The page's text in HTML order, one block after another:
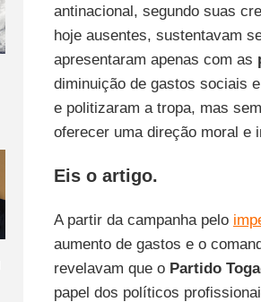
antinacional, segundo suas
hoje ausentes, sustentavam
apresentaram apenas com as
diminuição de gastos sociais
e politizaram a tropa, mas
oferecer uma direção moral e
Eis o artigo.
A partir da campanha pelo
aumento de gastos e o
revelavam que o Partido
papel dos políticos